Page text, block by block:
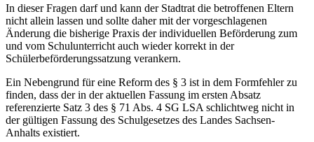
In dieser Fragen darf und kann der Stadtrat die betroffenen Eltern
nicht allein lassen und sollte daher mit der vorgeschlagenen
Änderung die bisherige Praxis der individuellen Beförderung zum
und vom Schulunterricht auch wieder korrekt in der
Schülerbeförderungssatzung verankern.
Ein Nebengrund für eine Reform des § 3 ist in dem Formfehler zu
finden, dass der in der aktuellen Fassung im ersten Absatz
referenzierte Satz 3 des § 71 Abs. 4 SG LSA schlichtweg nicht in
der gültigen Fassung des Schulgesetzes des Landes Sachsen-
Anhalts existiert.